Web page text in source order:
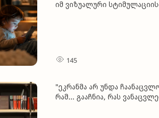
იმ ვიზუალური
145
"ეკრანმა არ უნდა
რამ... გააჩნია, რას